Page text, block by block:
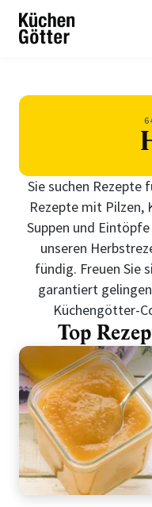
Sie suchen Rezepte
Rezepte mit Pilzen,
Suppen und
unseren
fündig. Freuen Sie
garantiert
Küchengötter-
Top